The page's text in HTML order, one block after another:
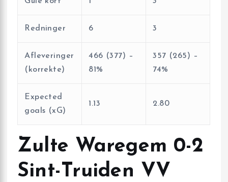
Redninger 6 3
Afleveringer
(korrekte)
466 (377) –
81%
357 (265) –
74%
Expected
goals (xG)
1.13 2.80
Zulte Waregem 0-2
Sint-Truiden VV